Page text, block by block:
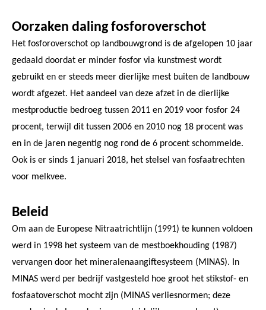
Oorzaken daling fosforoverschot
Het fosforoverschot op landbouwgrond is de afgelopen 10 jaar
gedaald doordat er minder fosfor via kunstmest wordt
gebruikt en er steeds meer dierlijke mest buiten de landbouw
wordt afgezet. Het aandeel van deze afzet in de dierlijke
mestproductie bedroeg tussen 2011 en 2019 voor fosfor 24
procent, terwijl dit tussen 2006 en 2010 nog 18 procent was
en in de jaren negentig nog rond de 6 procent schommelde.
Ook is er sinds 1 januari 2018, het stelsel van fosfaatrechten
voor melkvee.
Beleid
Om aan de Europese Nitraatrichtlijn (1991) te kunnen voldoen
werd in 1998 het systeem van de mestboekhouding (1987)
vervangen door het mineralenaangiftesysteem (MINAS). In
MINAS werd per bedrijf vastgesteld hoe groot het stikstof- en
fosfaatoverschot mocht zijn (MINAS verliesnormen; deze